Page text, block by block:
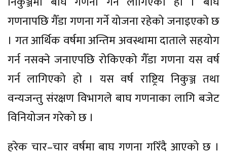
गणनापछि गैँडा गणना गर्ने योजना रहेको जनाइएको छ
। गत आर्थिक वर्षमा अन्तिम अवस्थामा दाताले सहयोग
गर्न नसक्ने जनाएपछि रोकिएको गैँडा गणना यस वर्ष
गर्न लागिएको हो । यस वर्ष राष्ट्रिय निकुञ्ज तथा
वन्यजन्तु संरक्षण विभागले बाघ गणनाका लागि बजेट
विनियोजन गरेको छ ।
हरेक चार–चार वर्षमा बाघ गणना गरिँदै आएको छ ।